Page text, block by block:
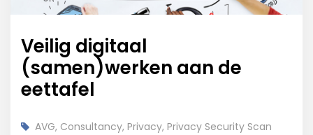
Veilig digitaal
(samen)werken aan de
eettafel
AVG, Consultancy, Privacy, Privacy Security Scan